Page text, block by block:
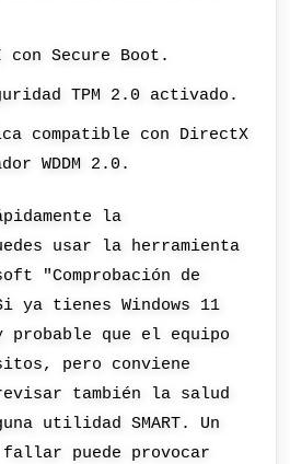
con Secure Boot.
TPM 2.0 activado.
compatible con DirectX
WDDM 2.0.
la
usar la herramienta
"Comprobación de
ya tienes Windows 11
probable que el equipo
pero conviene
también la salud
utilidad SMART. Un
puede provocar